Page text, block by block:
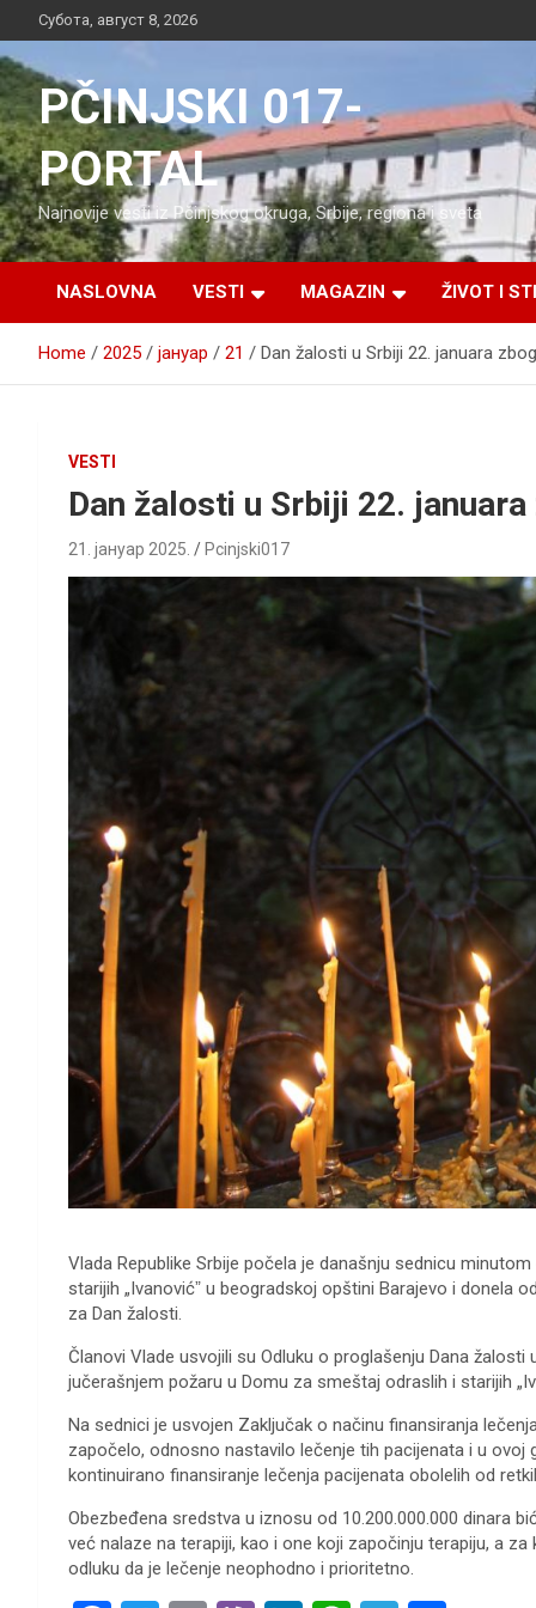
to
content
Субота, август 8, 2026
PČINJSKI 017-
PORTAL
Najnovije vesti iz Pčinjskog okruga, Srbije, regiona i sveta
NASLOVNA VESTI MAGAZIN ŽIVOT I
Home 2025 јануар 21 Dan žalosti u Srbiji 22. januara
VESTI
Dan žalosti u Srbiji 22.
21. јануар 2025. Pcinjski017
Vlada Republike Srbije počela je današnju sednicu
starijih „Ivanovićˮ u beogradskoj opštini Barajevo i donela
za Dan žalosti.
Članovi Vlade usvojili su Odluku o proglašenju Dana
jučerašnjem požaru u Domu za smeštaj odraslih i starijih
Na sednici je usvojen Zaključak o načinu finansiranja
započelo, odnosno nastavilo lečenje tih pacijenata i u
kontinuirano finansiranje lečenja pacijenata obolelih od
Obezbeđena sredstva u iznosu od 10.200.000.000 dinara
već nalaze na terapiji, kao i one koji započinju terapiju, a
odluku da je lečenje neophodno i prioritetno.